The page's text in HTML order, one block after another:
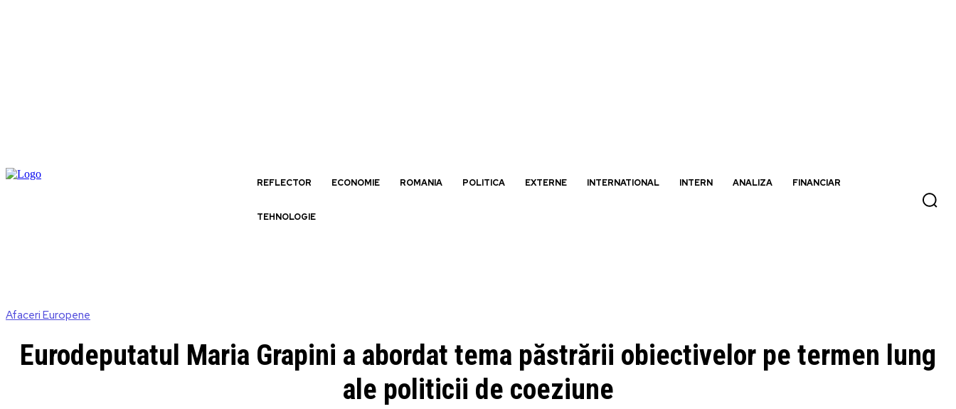
REFLECTOR ECONOMIE ROMANIA POLITICA EXTERNE INTERNATIONAL INTERN ANALIZA FINANCIAR
TEHNOLOGIE
Afaceri Europene
Eurodeputatul Maria Grapini a abordat tema păstrării obiectivelor pe termen lung
ale politicii de coeziune